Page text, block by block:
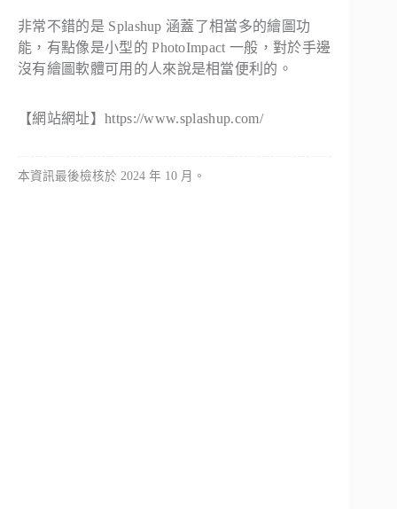
非常不錯的是 Splashup 涵蓋了相當多的繪圖功
能，有點像是小型的 PhotoImpact 一般，對於手邊
沒有繪圖軟體可用的人來說是相當便利的。
【網站網址】https://www.splashup.com/
本資訊最後檢核於 2024 年 10 月。